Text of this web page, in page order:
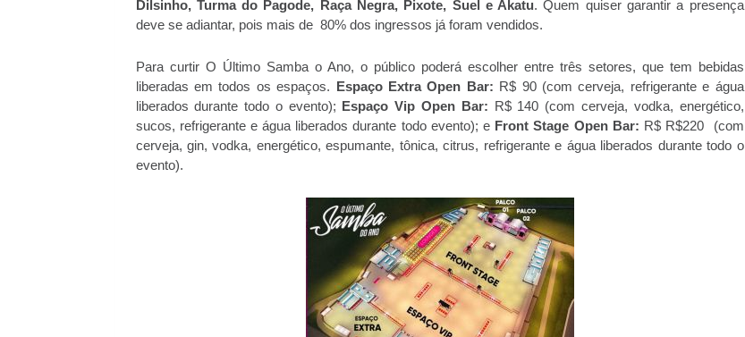
Dilsinho, Turma do Pagode, Raça Negra, Pixote, Suel e Akatu. Quem quiser garantir a presença
deve se adiantar, pois mais de 80% dos ingressos já foram vendidos.
Para curtir O Último Samba o Ano, o público poderá escolher entre três setores, que tem bebidas
liberadas em todos os espaços.
Espaço Extra Open Bar: R$ 90 (com cerveja, refrigerante e água
liberados durante todo o evento);
Espaço Vip Open Bar: R$ 140 (com cerveja, vodka, energético,
sucos, refrigerante e água liberados durante todo evento); e Front Stage Open Bar: R$ R$220 (com
cerveja, gin, vodka, energético, espumante, tônica, citrus, refrigerante e água liberados durante todo o
evento).